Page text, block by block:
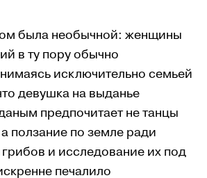
была необычной: женщины
в ту пору обычно
исключительно семьей
девушка на выданье
предпочитает не танцы
ползание по земле ради
и исследование их под
печалило